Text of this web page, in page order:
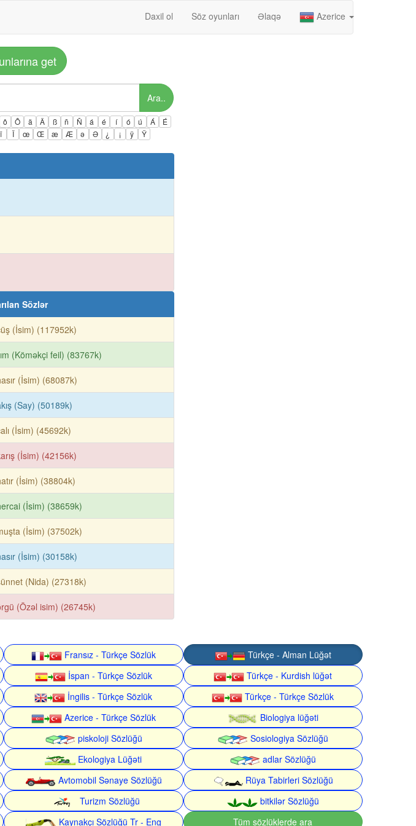
Daxil ol Söz oyunları Əlaqə Azerice
get
Ara..
ô Ô ä Ä ß ñ Ñ á é í ó ú Á
É
ï Ï œ Œ æ Æ ə Ə ¿ ¡ ÿ Ÿ
Sözlər
(İsim) (117952k)
(Köməkçi feil) (83767k)
(İsim) (68087k)
(Say) (50189k)
(İsim) (45692k)
(İsim) (42156k)
(İsim) (38804k)
(İsim) (38659k)
(İsim) (37502k)
(İsim) (30158k)
(Nida) (27318k)
(Özəl isim) (26745k)
Fransız - Türkçe Sözlük
Türkçe - Alman Lüğət
İspan - Türkçe Sözlük
Türkçe - Kurdish lüğət
İngilis - Türkçe Sözlük
Türkçe - Türkçe Sözlük
Azerice - Türkçe Sözlük
Biologiya lüğəti
piskoloji Sözlüğü
Sosiologiya Sözlüğü
Ekologiya Lüğəti
adlar Sözlüğü
Avtomobil Sənaye Sözlüğü
Rüya Tabirleri Sözlüğü
Turizm Sözlüğü
bitkilər Sözlüğü
Kaynakçı Sözlüğü Tr - Eng Tüm sözlüklerde ara